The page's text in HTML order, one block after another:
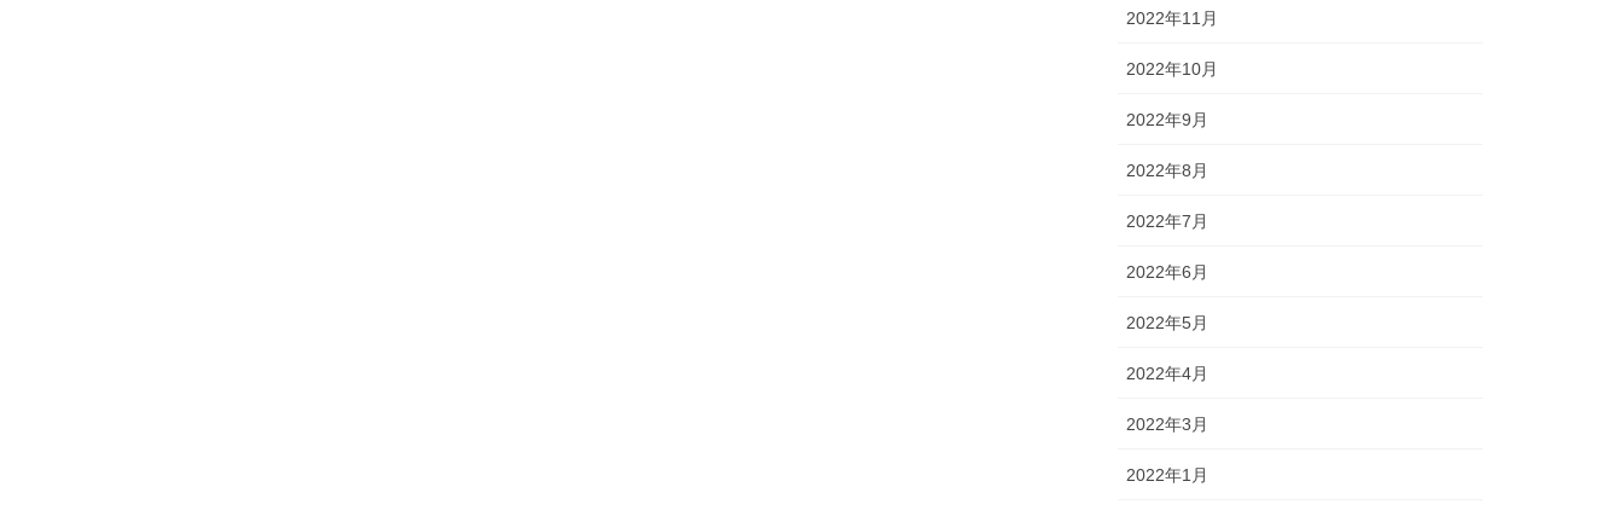
2022年11月
2022年10月
2022年9月
2022年8月
2022年7月
2022年6月
2022年5月
2022年4月
2022年3月
2022年1月